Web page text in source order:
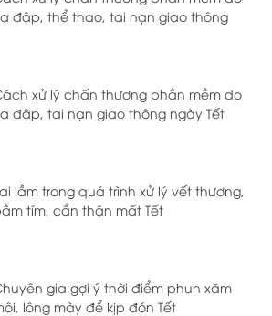
đập, thể thao, tai nạn giao thông
xử lý chấn thương phần mềm do
đập, tai nạn giao thông ngày Tết
lầm trong quá trình xử lý vết thương,
tím, cẩn thận mất Tết
gia gợi ý thời điểm phun xăm
lông mày để kịp đón Tết